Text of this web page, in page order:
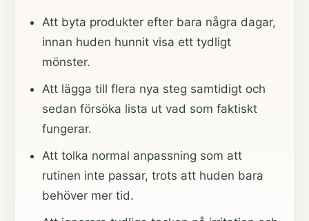
Att byta produkter efter bara några dagar,
innan huden hunnit visa ett tydligt
mönster.
Att lägga till flera nya steg samtidigt och
sedan försöka lista ut vad som faktiskt
fungerar.
Att tolka normal anpassning som att
rutinen inte passar, trots att huden bara
behöver mer tid.